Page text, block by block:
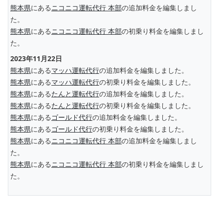
熊本県にあるニコニコ運転代行 本部の追加料金を編集しまし
た。
熊本県にあるニコニコ運転代行 本部の初乗り料金を編集しまし
た。
2023年11月22日
熊本県にあるマッハ運転代行の追加料金を編集しました。
熊本県にあるマッハ運転代行の初乗り料金を編集しました。
熊本県にあるたんと運転代行の追加料金を編集しました。
熊本県にあるたんと運転代行の初乗り料金を編集しました。
熊本県にあるゴールド代行の追加料金を編集しました。
熊本県にあるゴールド代行の初乗り料金を編集しました。
熊本県にあるニコニコ運転代行 本部の追加料金を編集しまし
た。
熊本県にあるニコニコ運転代行 本部の初乗り料金を編集しまし
た。